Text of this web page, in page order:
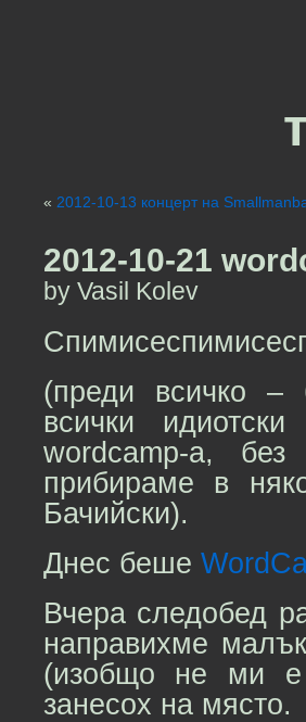
« 2012-10-13 концерт на
2012-10-21
by Vasil Kolev
(преди всичко –
всички
wordcamp-а,
прибираме в
Бачийски).
Днес беше
Вчера следобед
направихме
(изобщо не ми е
занесох на място.